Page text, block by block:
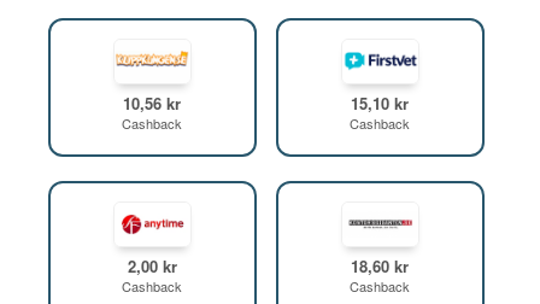
10,56 kr
Cashback
15,10 kr
Cashback
2,00 kr
Cashback
18,60 kr
Cashback